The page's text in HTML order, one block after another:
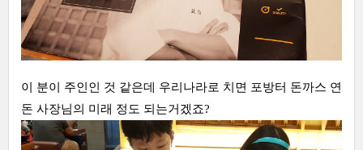
이 분이 주인인 것 같은데 우리나라로 치면 포방터 돈까스 연
돈 사장님의 미래 정도 되는거겠죠?